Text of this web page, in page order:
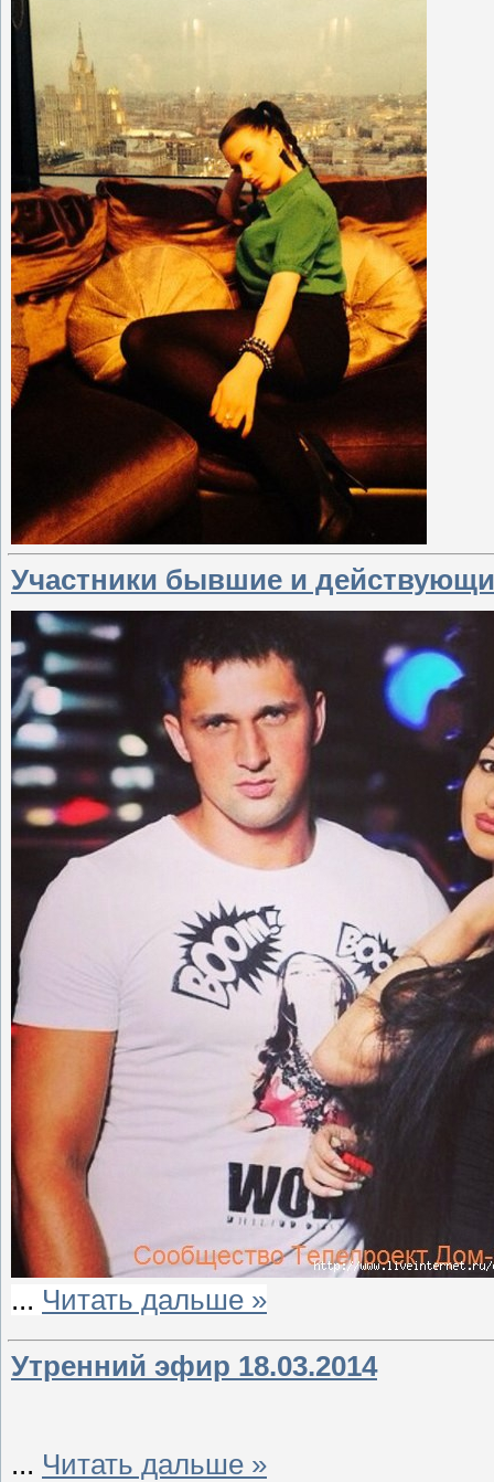
Участники бывшие и
... Читать дальше »
Утренний эфир 18.03.2014
... Читать дальше »